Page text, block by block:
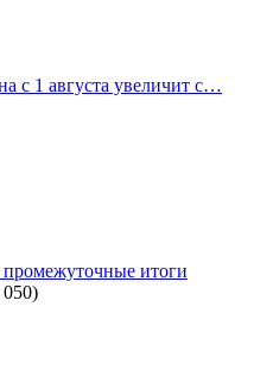
с 1 августа увеличит с…
итоги
050)